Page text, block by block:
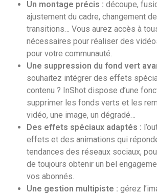
Un montage précis : découpe,
ajustement du cadre, changement
transitions… Vous aurez accès à
nécessaires pour réaliser des
pour votre communauté.
Une suppression du fond vert
souhaitez intégrer des effets
contenu ? InShot dispose d’une
supprimer les fonds verts et les
vidéo, une image, un dégradé…
Des effets spéciaux adaptés :
effets et des animations qui
tendances des réseaux sociaux,
de toujours obtenir un bel
vos abonnés.
Une gestion multipiste : gérez